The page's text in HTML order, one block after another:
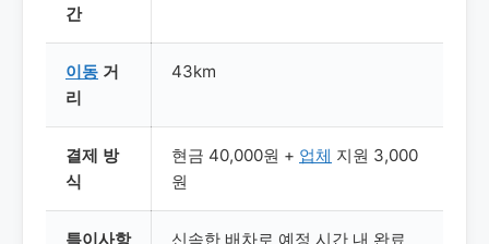
간
이동 거
리
43km
결제 방
식
현금 40,000원 + 업체 지원 3,000
원
특이사항 신속한 배차로 예정 시간 내 완료